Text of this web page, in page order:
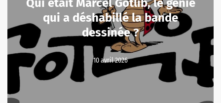
Qui était Marcel Gotlib, le génie
qui a déshabillé la bande
dessinée ?
10 avril 2026